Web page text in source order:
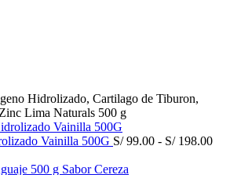
Hidrolizado, Cartilago de Tiburon,
Lima Naturals 500 g
Vainilla 500G S/99.00 - S/198.00